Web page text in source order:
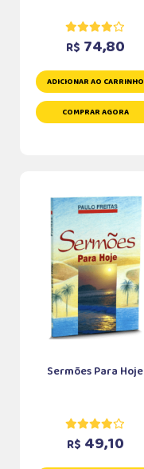
R$ 74,80
ADICIONAR AO CARRINHO
COMPRAR AGORA
Sermões Para Hoje
R$ 49,10